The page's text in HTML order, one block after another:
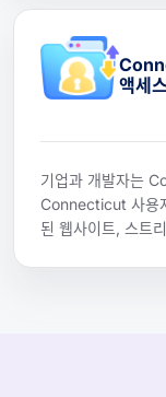
액세스
기업과 개발자는
Connecticut 사용
된 웹사이트, 스트